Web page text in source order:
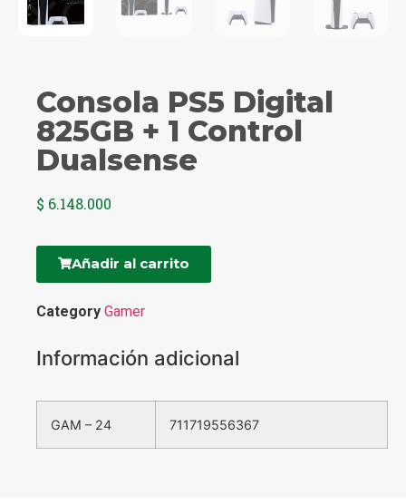
Consola PS5 Digital
825GB + 1 Control
Dualsense
$ 6.148.000
Añadir al carrito
Category Gamer
Información adicional
GAM – 24 711719556367